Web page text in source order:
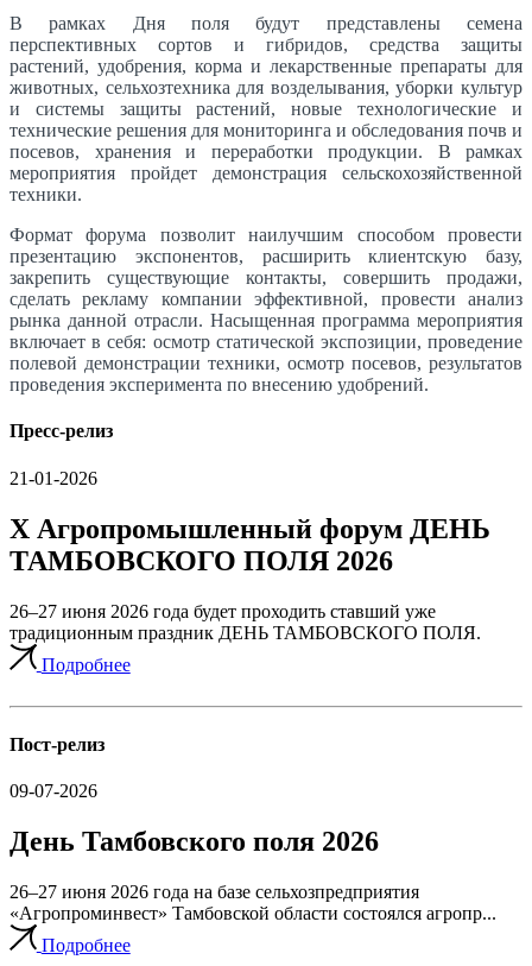
В рамках Дня поля будут представлены семена
перспективных сортов и гибридов, средства защиты
растений, удобрения, корма и лекарственные препараты для
животных, сельхозтехника для возделывания, уборки культур
и системы защиты растений, новые технологические и
технические решения для мониторинга и обследования почв и
посевов, хранения и переработки продукции. В рамках
мероприятия пройдет демонстрация сельскохозяйственной
техники.
Формат форума позволит наилучшим способом провести
презентацию экспонентов, расширить клиентскую базу,
закрепить существующие контакты, совершить продажи,
сделать рекламу компании эффективной, провести анализ
рынка данной отрасли. Насыщенная программа мероприятия
включает в себя: осмотр статической экспозиции, проведение
полевой демонстрации техники, осмотр посевов, результатов
проведения эксперимента по внесению удобрений.
Пресс-релиз
21-01-2026
X Агропромышленный форум ДЕНЬ
ТАМБОВСКОГО ПОЛЯ 2026
26–27 июня 2026 года будет проходить ставший уже
традиционным праздник ДЕНЬ ТАМБОВСКОГО ПОЛЯ.
Подробнее
Пост-релиз
09-07-2026
День Тамбовского поля 2026
26–27 июня 2026 года на базе сельхозпредприятия
«Агропроминвест» Тамбовской области состоялся агропр...
Подробнее